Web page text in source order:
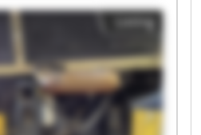
Spółka z o.o. Bogdan
Schulz Spółka z o.o.
z o.o. Bogdan Schulz
Spółka z o.o. Bogdan
Schulz Spółka z o.o.
z o.o. Bogdan Schulz
Schulz Spółka z o.o. Bogdan
Schulz Spółka z o.o.
Listing